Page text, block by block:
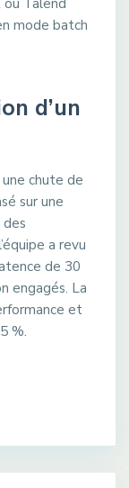
mode batch
d’un
chute de
sur une
a revu
de 30
engagés. La
et
%.